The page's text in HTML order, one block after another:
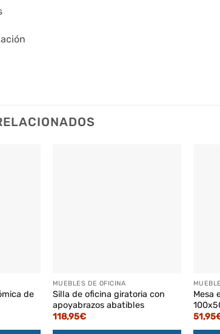
de
MUEBLES DE OFICINA
Silla de oficina giratoria con
apoyabrazos abatibles
118,95€
Mesa
51,95